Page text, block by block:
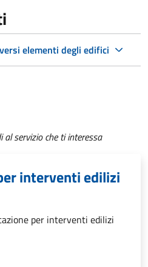
elementi degli edifici
al servizio che ti interessa
interventi edilizi
per interventi edilizi